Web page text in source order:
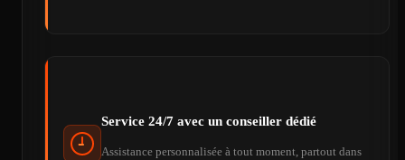
Service 24/7 avec un conseiller dédié
Assistance personnalisée à tout moment, partout dans